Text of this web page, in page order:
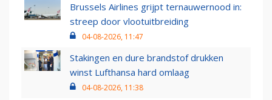
Brussels Airlines grijpt ternauwernood in:
streep door vlootuitbreiding
04-08-2026, 11:47
Stakingen en dure brandstof drukken
winst Lufthansa hard omlaag
04-08-2026, 11:38